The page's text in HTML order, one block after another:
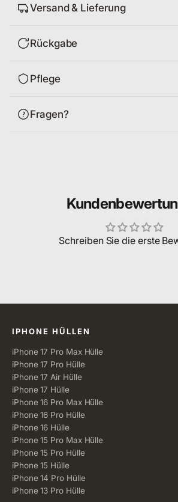
Versand & Lieferung
Rückgabe
Pflege
Fragen?
Schreiben Sie die erste
Alle Kategorien
IPHONE HÜLLEN
iPhone 17 Pro Max Hülle
iPhone 17 Pro Hülle
iPhone 17 Air Hülle
iPhone 17 Hülle
iPhone 16 Pro Max Hülle
iPhone 16 Pro Hülle
iPhone 16 Hülle
iPhone 15 Pro Max Hülle
iPhone 15 Pro Hülle
iPhone 15 Hülle
iPhone 14 Pro Hülle
iPhone 13 Pro Hülle